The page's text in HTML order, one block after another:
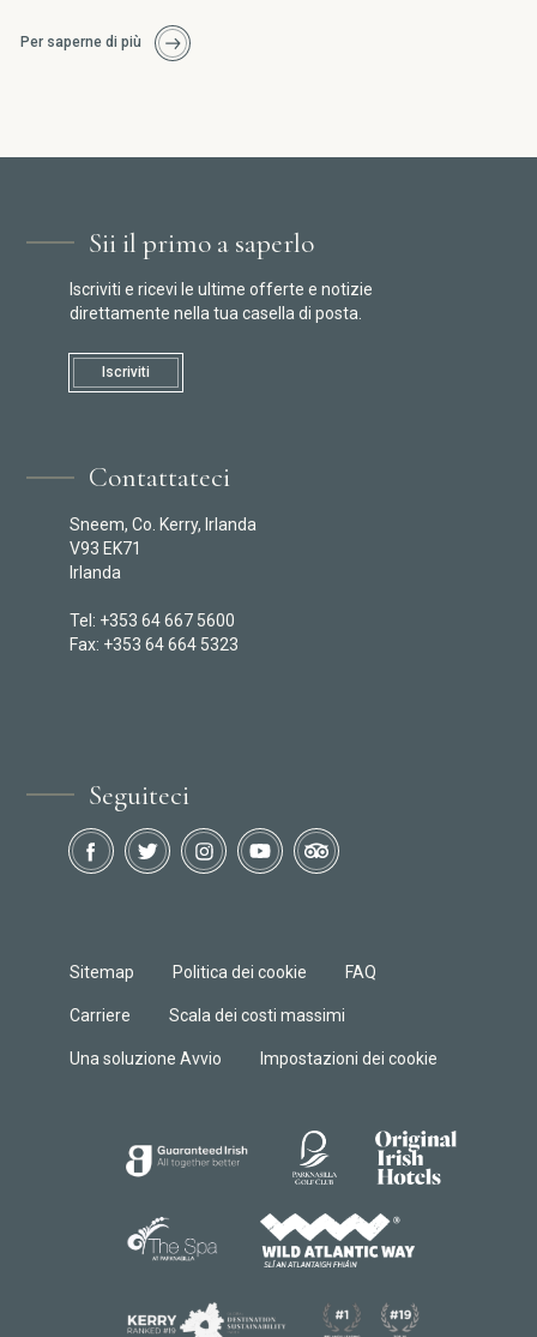
Per saperne di più
Sii il primo a saperlo
Iscriviti e ricevi le ultime offerte e notizie
direttamente nella tua casella di posta.
Iscriviti
Seguiteci
Contattateci
Sneem, Co. Kerry, Irlanda
V93 EK71
Irlanda
Tel: +353 64 667 5600
Fax: +353 64 664 5323
Sitemap Politica dei cookie FAQ
Carriere Scala dei costi massimi
Una soluzione Avvio Impostazioni dei cookie